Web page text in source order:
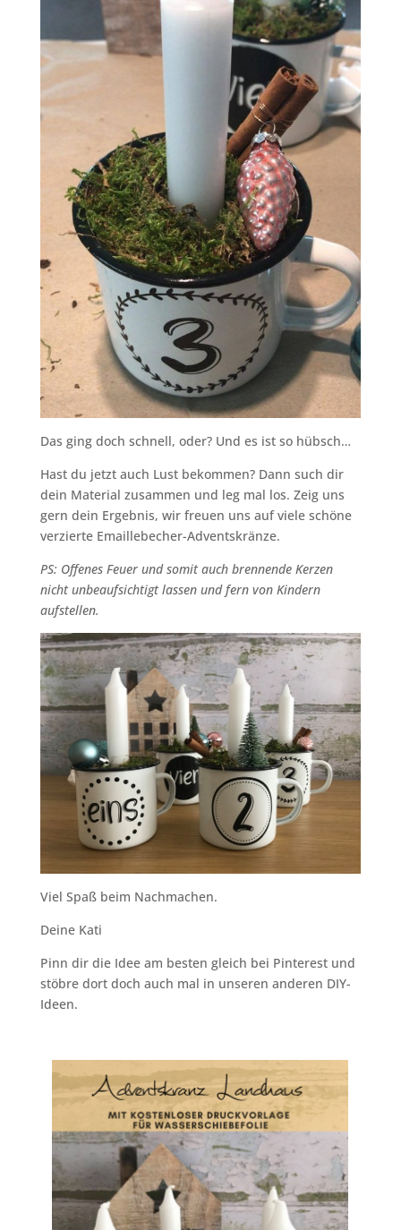
Das ging doch schnell, oder? Und es ist so hübsch…
Hast du jetzt auch Lust bekommen? Dann such dir
dein Material zusammen und leg mal los. Zeig uns
gern dein Ergebnis, wir freuen uns auf viele schöne
verzierte Emaillebecher-Adventskränze.
PS: Offenes Feuer und somit auch brennende Kerzen
nicht unbeaufsichtigt lassen und fern von Kindern
aufstellen.
Viel Spaß beim Nachmachen.
Deine Kati
Pinn dir die Idee am besten gleich bei Pinterest und
stöbre dort doch auch mal in unseren anderen DIY-
Ideen.